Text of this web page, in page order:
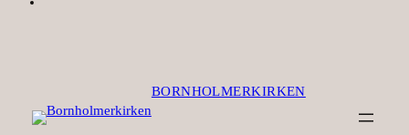
BORNHOLMERKIRKEN